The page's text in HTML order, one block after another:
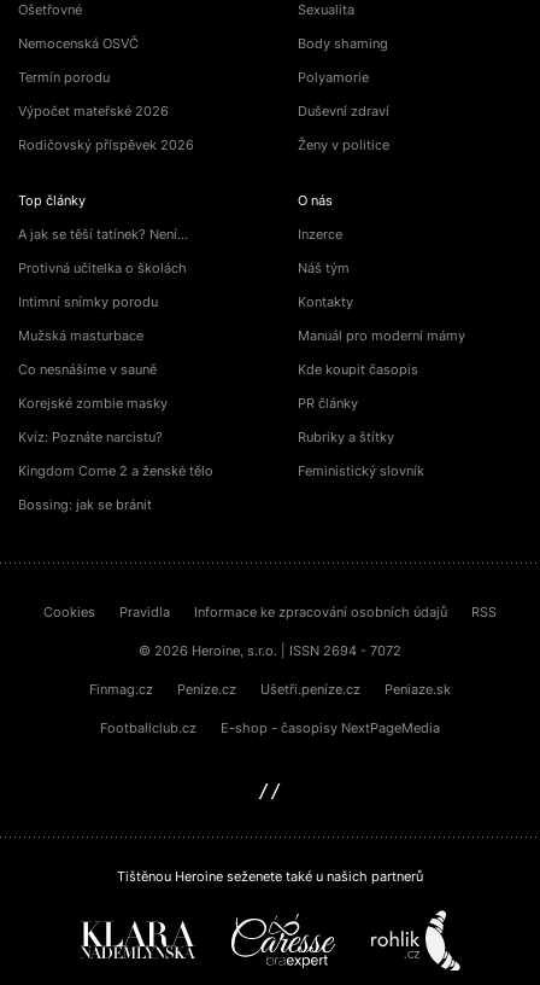
Ošetřovné
Nemocenská OSVČ
Termín porodu
Výpočet mateřské 2026
Rodičovský příspěvek 2026
Top články
A jak se těší tatínek? Není…
Protivná učitelka o školách
Intimní snímky porodu
Mužská masturbace
Co nesnášíme v sauně
Korejské zombie masky
Kvíz: Poznáte narcistu?
Kingdom Come 2 a ženské tělo
Bossing: jak se bránit
Sexualita
Body shaming
Polyamorie
Duševní zdraví
Ženy v politice
O nás
Inzerce
Náš tým
Kontakty
Manuál pro moderní mámy
Kde koupit časopis
PR články
Rubriky a štítky
Feministický slovník
Cookies Pravidla Informace ke zpracování osobních údajů RSS
© 2026 Heroine, s.r.o. | ISSN 2694 - 7072
Finmag.cz Peníze.cz Ušetři.peníze.cz Peniaze.sk
Footballclub.cz E-shop - časopisy NextPageMedia
Tištěnou Heroine seženete také u našich partnerů